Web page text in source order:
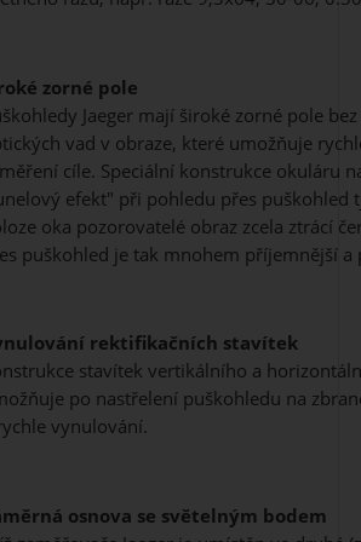
zorné pole
Jaeger mají široké zorné pole
vad v obraze, které umožňuje
cíle. Speciální konstrukce okuláru
efekt" při pohledu přes puškohled
oka pozorovatelé obraz zcela ztrácí
puškohled je tak mnohem příjemnější a
rektifikačních stavítek
stavítek vertikálního a
po nastřelení puškohledu na
vynulování.
osnova se světelným bodem